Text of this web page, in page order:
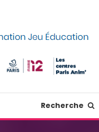
Recherche